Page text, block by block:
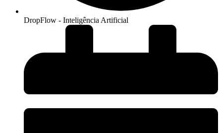
DropFlow - Inteligência Artificial